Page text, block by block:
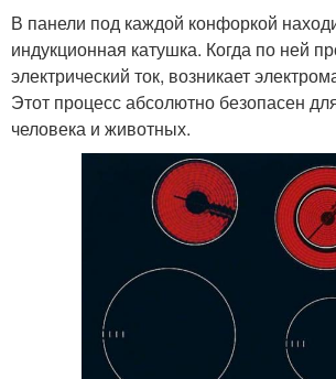
В панели под каждой конфоркой
индукционная катушка. Когда по ней
электрический ток, возникает
Этот процесс абсолютно безопасен
человека и животных.